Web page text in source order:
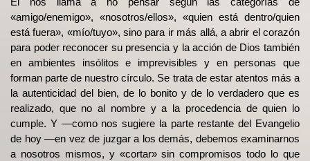
«amigo/enemigo», «nosotros/ellos», «quien está dentro/quien
está fuera», «mío/tuyo», sino para ir más allá, a abrir el corazón
para poder reconocer su presencia y la acción de Dios también
en ambientes insólitos e imprevisibles y en personas que
forman parte de nuestro círculo. Se trata de estar atentos más a
la autenticidad del bien, de lo bonito y de lo verdadero que es
realizado, que no al nombre y a la procedencia de quien lo
cumple. Y —como nos sugiere la parte restante del Evangelio
de hoy —en vez de juzgar a los demás, debemos examinarnos
a nosotros mismos, y «cortar» sin compromisos todo lo que